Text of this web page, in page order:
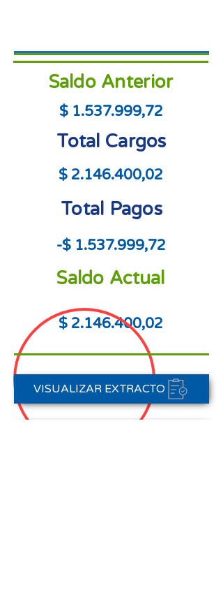
Saldo Anterior
$ 1.537.999,72
Total Cargos
$ 2.146.400,02
Total Pagos
-$ 1.537.999,72
Saldo Actual
$ 2.146.400,02
VISUALIZAR EXTRACTO